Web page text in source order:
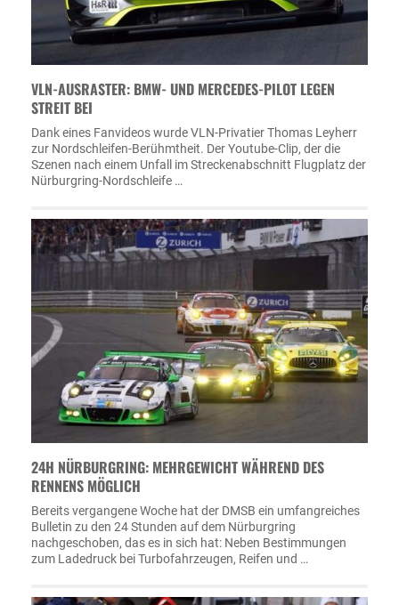
VLN-AUSRASTER: BMW- UND MERCEDES-PILOT LEGEN
STREIT BEI
Dank eines Fanvideos wurde VLN-Privatier Thomas Leyherr
zur Nordschleifen-Berühmtheit. Der Youtube-Clip, der die
Szenen nach einem Unfall im Streckenabschnitt Flugplatz der
Nürburgring-Nordschleife …
24H NÜRBURGRING: MEHRGEWICHT WÄHREND DES
RENNENS MÖGLICH
Bereits vergangene Woche hat der DMSB ein umfangreiches
Bulletin zu den 24 Stunden auf dem Nürburgring
nachgeschoben, das es in sich hat: Neben Bestimmungen
zum Ladedruck bei Turbofahrzeugen, Reifen und …